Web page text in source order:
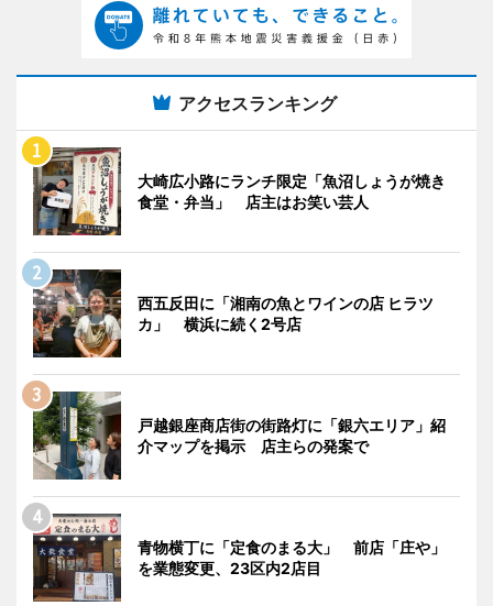
アクセスランキング
大崎広小路にランチ限定「魚沼しょうが焼き
食堂・弁当」 店主はお笑い芸人
西五反田に「湘南の魚とワインの店 ヒラツ
カ」 横浜に続く2号店
戸越銀座商店街の街路灯に「銀六エリア」紹
介マップを掲示 店主らの発案で
青物横丁に「定食のまる大」 前店「庄や」
を業態変更、23区内2店目